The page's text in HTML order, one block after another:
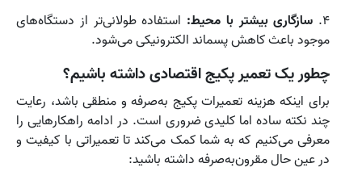
۴. سازگاری بیشتر با محیط: استفاده طولانی‌تر از دستگاه‌های
موجود باعث کاهش پسماند الکترونیکی می‌شود.
چطور یک تعمیر پکیج اقتصادی داشته باشیم؟
برای اینکه هزینه تعمیرات پکیج به‌صرفه و منطقی باشد، رعایت
چند نکته ساده اما کلیدی ضروری است. در ادامه راهکارهایی را
معرفی می‌کنیم که به شما کمک می‌کند تا تعمیراتی با کیفیت و
در عین حال مقرون‌به‌صرفه داشته باشید: